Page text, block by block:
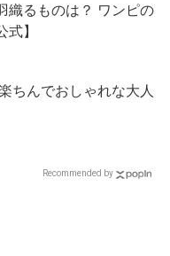
織るものは？ ワンピの
】
ちんでおしゃれな大人
Recommended by